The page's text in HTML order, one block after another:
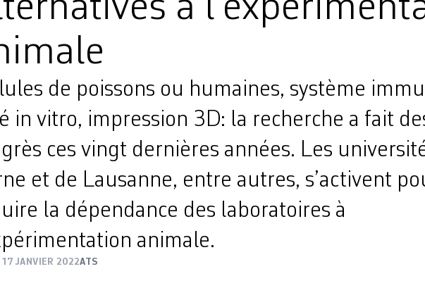
à
de poissons ou humaines, système
in vitro, impression 3D: la recherche a fait
ces vingt dernières années. Les
et de Lausanne, entre autres, s’activent
la dépendance des laboratoires à
animale.
17 JANVIER 2022ATS